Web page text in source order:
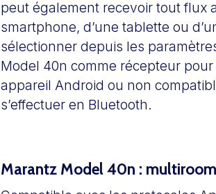
peut également recevoir tout flux
smartphone, d’une tablette ou
sélectionner depuis les
Model 40n comme récepteur
appareil Android ou non
s’effectuer en Bluetooth.
Marantz Model 40n : multiroom